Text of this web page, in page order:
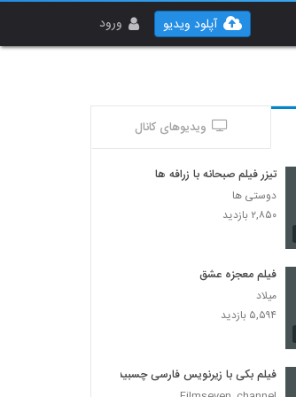
ورود آپلود ویدیو
ویدیوهای کانال
تیزر فیلم صبحانه با زرافه ها
دوستی ها
۲,۸۵۰ بازدید
فیلم معجزه عشق
میلاد
۵,۵۹۴ بازدید
فیلم بکی با زیرنویس فارسی چسبیده